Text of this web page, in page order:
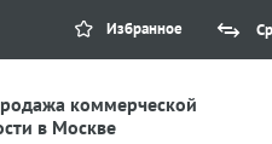
Избранное
коммерческой
в Москве